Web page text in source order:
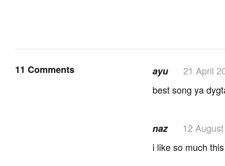
11 Comments ayu 21 April
best song ya
naz 12
i like so much